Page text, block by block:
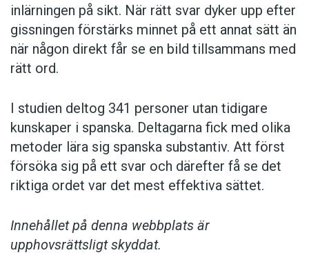
inlärningen på sikt. När rätt svar dyker upp efter
gissningen förstärks minnet på ett annat sätt än
när någon direkt får se en bild tillsammans med
rätt ord.
I studien deltog 341 personer utan tidigare
kunskaper i spanska. Deltagarna fick med olika
metoder lära sig spanska substantiv. Att först
försöka sig på ett svar och därefter få se det
riktiga ordet var det mest effektiva sättet.
Innehållet på denna webbplats är
upphovsrättsligt skyddat.